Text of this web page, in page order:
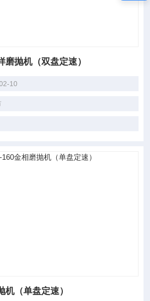
磨抛机（双盘定速）
10
机（单盘定速）